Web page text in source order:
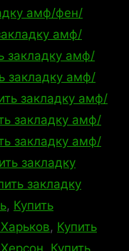
амф/фен/
амф/
закладку амф/
закладку амф/
закладку амф/
закладку амф/
закладку амф/
закладку
закладку
, Купить
, Купить